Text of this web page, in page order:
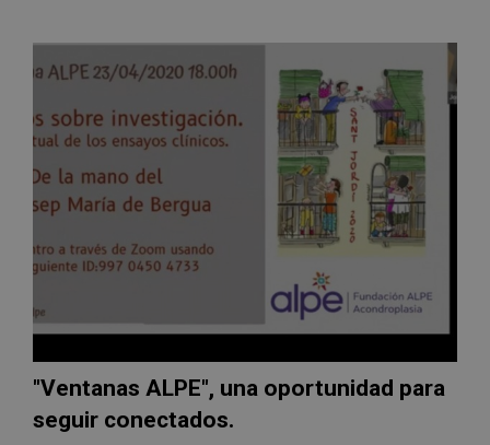
"Ventanas ALPE", una oportunidad para
seguir conectados.